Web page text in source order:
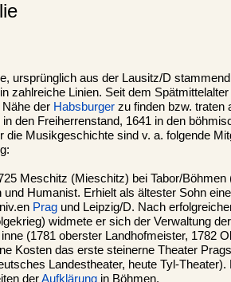
ursprünglich aus der Lausitz/D
zahlreiche Linien. Seit dem
Nähe der Habsburger zu finden bzw. traten
den Freiherrenstand, 1641 in den
die Musikgeschichte sind v. a. folgende
Meschitz (Mieschitz) bei Tabor/
Humanist. Erhielt als ältester Sohn
Prag und Leipzig/D. Nach
widmete er sich der Verwaltung
inne (1781 oberster Landhofmeister, 1782
Kosten das erste steinerne Theater
Landestheater, heute Tyl-Theater).
derAufklärung in Böhmen.